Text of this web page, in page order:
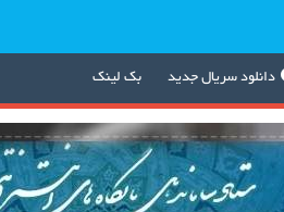
دانلود سریال جدید بک لینک